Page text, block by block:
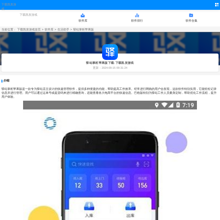
下载凯发游
戏
下载凯发游戏
软件库 软件排行 软件合集
当前位置：下载凯发游戏首页 >软件库 >生活助手 > 驿站掌柜苹果版
驿站掌柜苹果版下载-下载凯发游戏
更新：2024-09-15 09:31:24
介绍
驿站掌柜苹果版是一款专为驿站店主设计的快递管理软件，提供多种便捷的功能，帮助提高工作效率。经常进行网购的用户会发现，这款软件特别实用，它能轻松记录
信息并进行管理。用户可以通过运单号或提货码来进行精确查询，还能查看各大电商平台的快递信息。巴枪版特别为驿站工作人员量身定制，帮助优化工作流程，提升
用户体验。